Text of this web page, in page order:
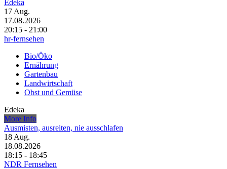
Edeka
17 Aug.
17.08.2026
20:15 - 21:00
hr-fernsehen
Bio/Öko
Ernährung
Gartenbau
Landwirtschaft
Obst und Gemüse
Edeka
More Info
Ausmisten, ausreiten, nie ausschlafen
18 Aug.
18.08.2026
18:15 - 18:45
NDR Fernsehen